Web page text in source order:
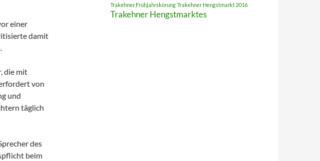
einer
damit
die mit
von
und
täglich
des
beim
Trakehner Frühjahrskörung Trakehner Hengstmarkt 2016
Trakehner Hengstmarktes